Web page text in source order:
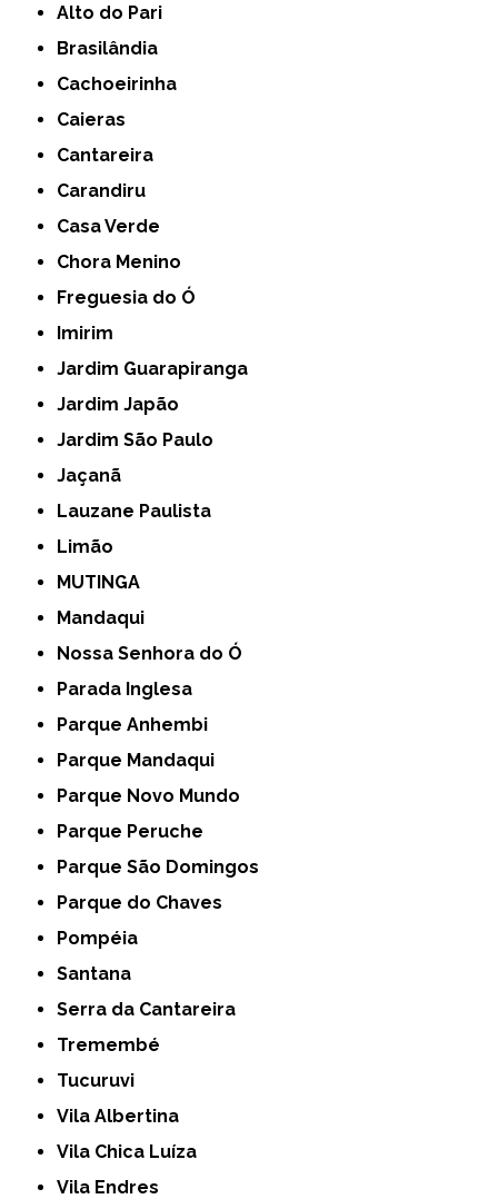
Alto do Pari
Brasilândia
Cachoeirinha
Caieras
Cantareira
Carandiru
Casa Verde
Chora Menino
Freguesia do Ó
Imirim
Jardim Guarapiranga
Jardim Japão
Jardim São Paulo
Jaçanã
Lauzane Paulista
Limão
MUTINGA
Mandaqui
Nossa Senhora do Ó
Parada Inglesa
Parque Anhembi
Parque Mandaqui
Parque Novo Mundo
Parque Peruche
Parque São Domingos
Parque do Chaves
Pompéia
Santana
Serra da Cantareira
Tremembé
Tucuruvi
Vila Albertina
Vila Chica Luíza
Vila Endres